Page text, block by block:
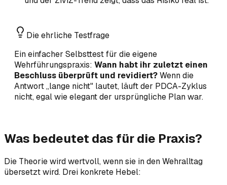
Die ehrliche Testfrage
Ein einfacher Selbsttest für die eigene
Wehrführungspraxis: Wann habt ihr zuletzt einen
Beschluss überprüft und revidiert?Wenn die
Antwort „lange nicht" lautet, läuft der PDCA-Zyklus
nicht, egal wie elegant der ursprüngliche Plan war.
Was bedeutet das für die Praxis?
Die Theorie wird wertvoll, wenn sie in den Wehralltag
übersetzt wird. Drei konkrete Hebel: